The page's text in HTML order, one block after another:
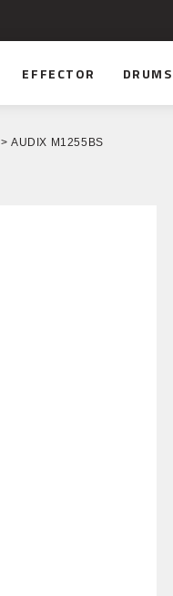
EFFECTOR DRUMS
> AUDIX M1255BS